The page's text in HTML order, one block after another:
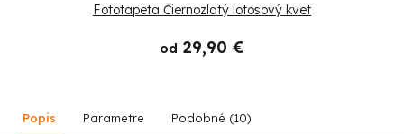
Fototapeta Čiernozlatý lotosový kvet
od 29,90 €
Popis Parametre Podobné (10)